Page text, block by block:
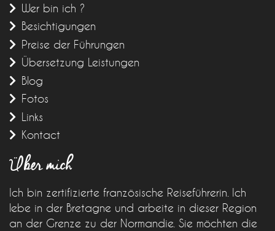
Wer bin ich ?
Besichtigungen
Preise der Führungen
Übersetzung Leistungen
Blog
Fotos
Links
Kontact
Über mich
Ich bin zertifizierte französische Reiseführerin. Ich
lebe in der Bretagne und arbeite in dieser Region
an der Grenze zu der Normandie. Sie möchten die